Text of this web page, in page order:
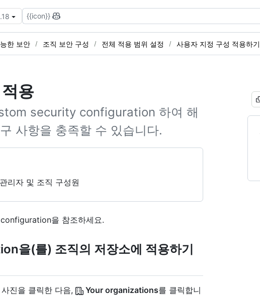
{{icon}}
한 보안 조직 보안 구성 전체 적용 범위 설정 사용자 지정 구성 적용하기
용
security configuration 하여 해
사항을 충족할 수 있습니다.
리자 및 조직 구성원
을 참조하세요.
(를) 조직의 저장소에 적용하기
진을 클릭한 다음, Your organizations를 클릭합니